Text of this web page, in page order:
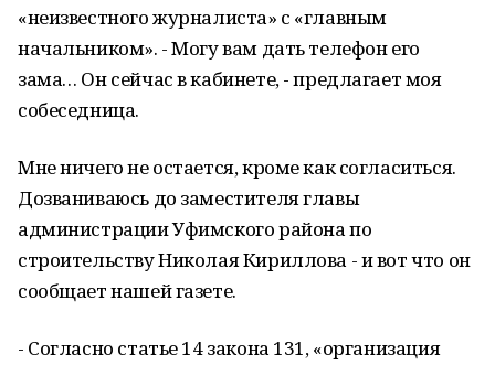
«неизвестного журналиста» с «главным
начальником». - Могу вам дать телефон его
зама… Он сейчас в кабинете, - предлагает моя
собеседница.
Мне ничего не остается, кроме как согласиться.
Дозваниваюсь до заместителя главы
администрации Уфимского района по
строительству Николая Кириллова - и вот что он
сообщает нашей газете.
- Согласно статье 14 закона 131, «организация